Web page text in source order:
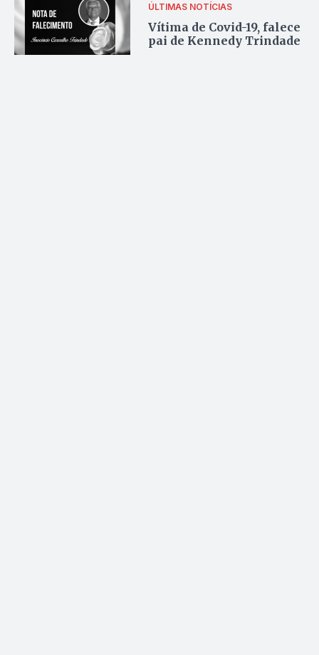
ÚLTIMAS NOTÍCIAS
Vítima de Covid-19, falece
pai de Kennedy Trindade